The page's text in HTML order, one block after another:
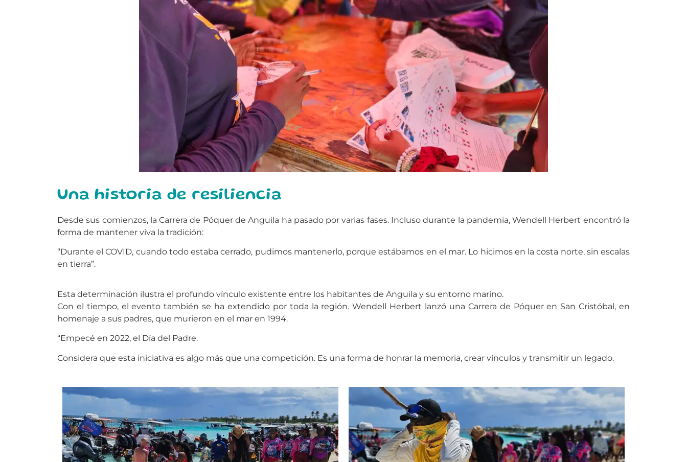
Una historia de resiliencia
Desde sus comienzos, la Carrera de Póquer de Anguila ha pasado por varias fases. Incluso durante la pandemia, Wendell Herbert encontró la
forma de mantener viva la tradición:
“Durante el COVID, cuando todo estaba cerrado, pudimos mantenerlo, porque estábamos en el mar. Lo hicimos en la costa norte, sin escalas
en tierra”.
Esta determinación ilustra el profundo vínculo existente entre los habitantes de Anguila y su entorno marino.
Con el tiempo, el evento también se ha extendido por toda la región. Wendell Herbert lanzó una Carrera de Póquer en San Cristóbal, en
homenaje a sus padres, que murieron en el mar en 1994.
“Empecé en 2022, el Día del Padre.
Considera que esta iniciativa es algo más que una competición. Es una forma de honrar la memoria, crear vínculos y transmitir un legado.